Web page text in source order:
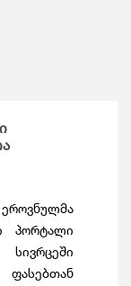
პორტალი